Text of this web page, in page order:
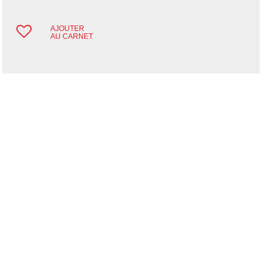
AJOUTER
AU CARNET